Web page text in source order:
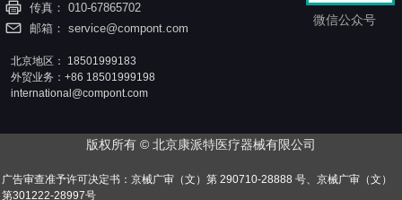
微信公众号
传真： 010-67865702
邮箱： service@compont.com
北京地区： 18501999183
外贸业务：+86 18501999198
international@compont.com
版权所有 © 北京康派特医疗器械有限公司
广告审查准予许可决定书：京械广审（文）第 290710-28888 号、京械广审（文）
第301222-28997号